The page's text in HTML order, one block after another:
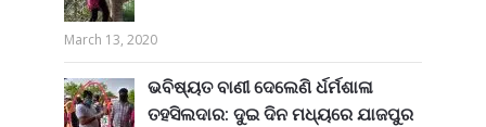
March 13, 2020
ଭବିଷ୍ୟତ ବାଣୀ ଦେଲେଣି ର୍ଧର୍ମଶାଳା
ତହସିଲଦାର: ଦୁଇ ଦିନ ମଧ୍ୟରେ ଯାଜପୁର